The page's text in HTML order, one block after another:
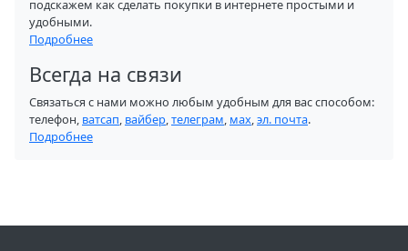
подскажем как сделать покупки в интернете простыми и
удобными.
Подробнее
Всегда на связи
Связаться с нами можно любым удобным для вас способом:
телефон, ватсап, вайбер,телеграм, мах,эл. почта.
Подробнее